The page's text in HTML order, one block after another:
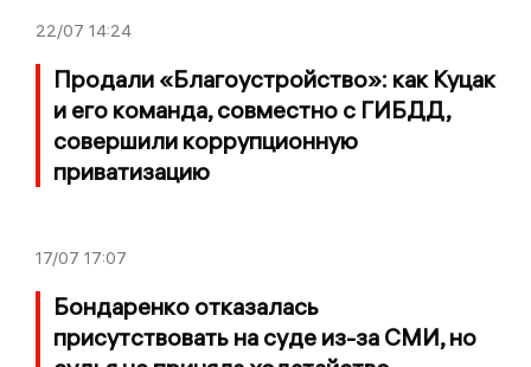
22/07 14:24
Продали «Благоустройство»: как Куцак
и его команда, совместно с ГИБДД,
совершили коррупционную
приватизацию
17/07 17:07
Бондаренко отказалась
присутствовать на суде из-за СМИ, но